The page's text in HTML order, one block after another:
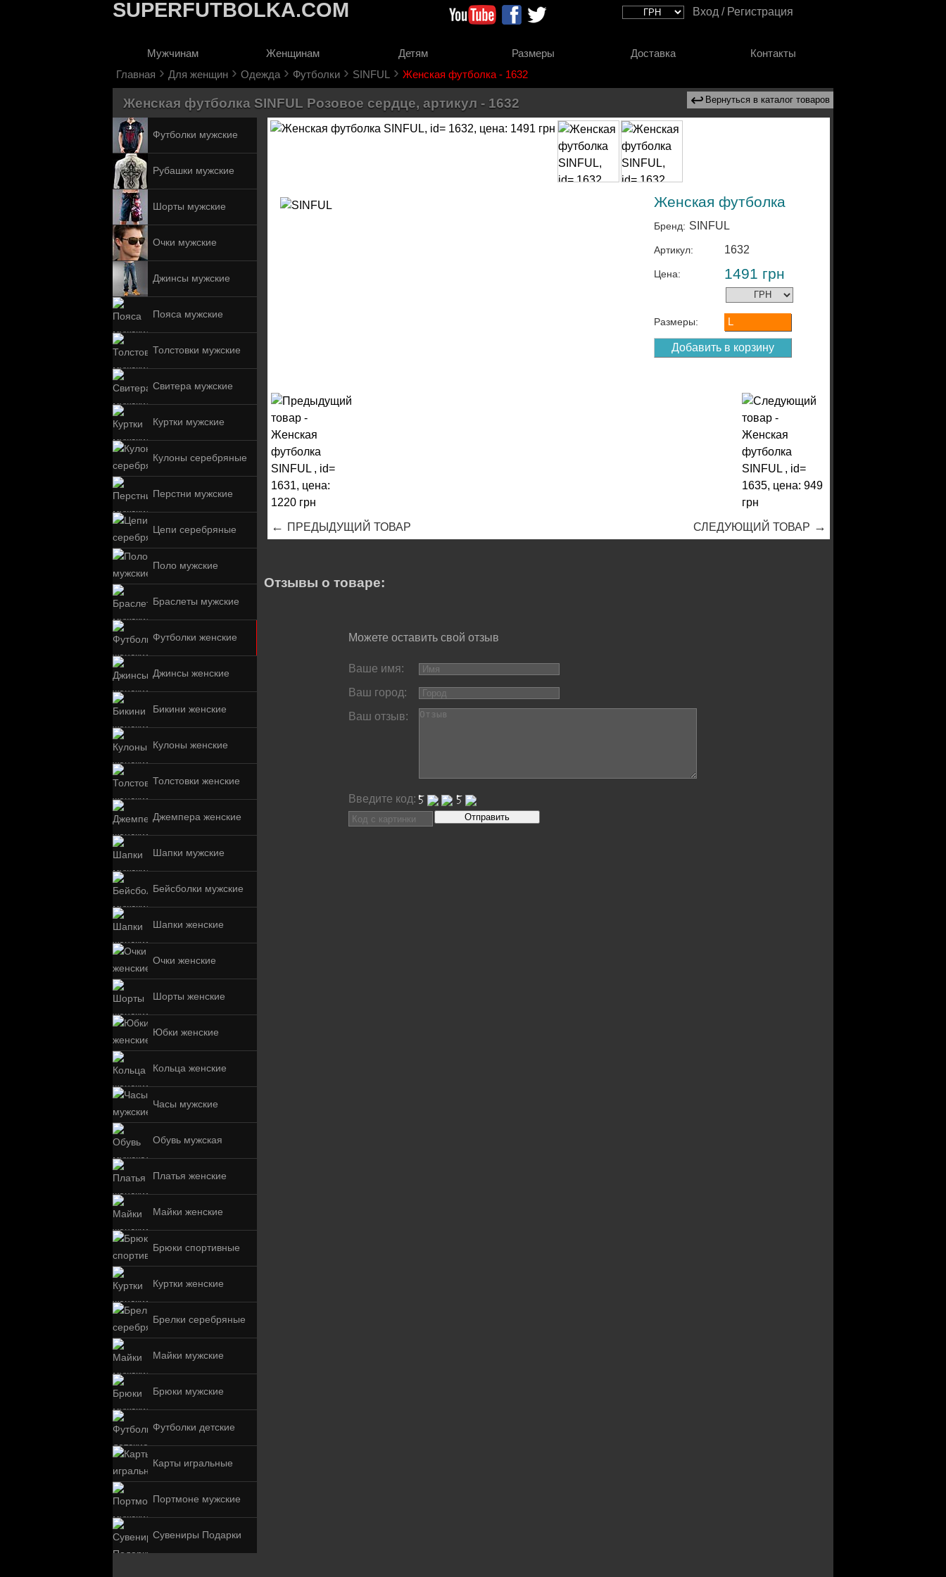
SUPERFUTBOLKA.COM Вход / Регистрация
Размеры Доставка Контакты
Мужчинам Женщинам
Детям
Главная › Для женщин › Одежда › Футболки › SINFUL › Женская футболка - 1632
Футболки мужские
Рубашки мужские
Шорты мужские
Очки мужские
Джинсы мужские
Пояса мужские
Толстовки мужские
Свитера мужские
Куртки мужские
Кулоны серебряные
Перстни мужские
Цепи серебряные
Поло мужские
Браслеты мужские
Футболки женские
Джинсы женские
Бикини женские
Кулоны женские
Толстовки женские
Джемпера женские
Шапки мужские
Бейсболки мужские
Шапки женские
Очки женские
Шорты женские
Юбки женские
Кольца женские
Часы мужские
Обувь мужская
Платья женские
Майки женские
Брюки спортивные
Куртки женские
Брелки серебряные
Майки мужские
Брюки мужские
Футболки детские
Карты игральные
Портмоне мужские
Сувениры Подарки
Женская футболка SINFUL Розовое сердце, артикул - 1632 ↩ Вернуться в каталог товаров
Женская футболка
Бренд: SINFUL
Артикул: 1632
Цена: 1491 грн
Размеры: L
← ПРЕДЫДУЩИЙ ТОВАР СЛЕДУЮЩИЙ ТОВАР →
Отзывы о товаре:
Можете оставить свой отзыв
Ваше имя:
Ваш город:
Ваш отзыв:
Введите код: